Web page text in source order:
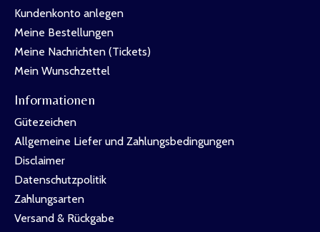
Kundenkonto anlegen
Meine Bestellungen
Meine Nachrichten (Tickets)
Mein Wunschzettel
Informationen
Gütezeichen
Allgemeine Liefer und Zahlungsbedingungen
Disclaimer
Datenschutzpolitik
Zahlungsarten
Versand & Rückgabe